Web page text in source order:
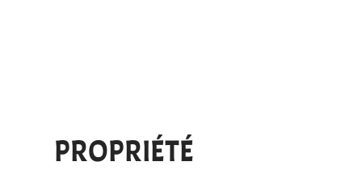
PROPRIÉTÉ